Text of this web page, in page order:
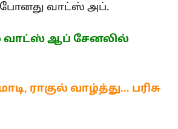
போனது வாட்ஸ் அப்.
வாட்ஸ் ஆப் சேனலில்
வாழ்த்து… பரிசு